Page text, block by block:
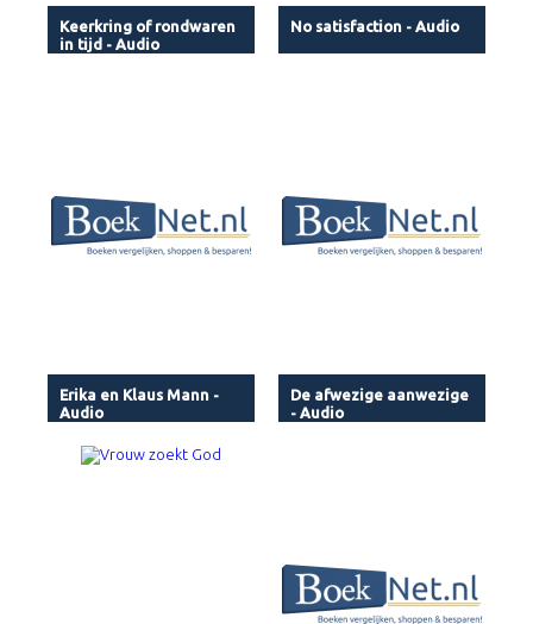
Keerkring of rondwaren
in tijd - Audio
No satisfaction - Audio
Erika en Klaus Mann -
Audio
De afwezige aanwezige
- Audio